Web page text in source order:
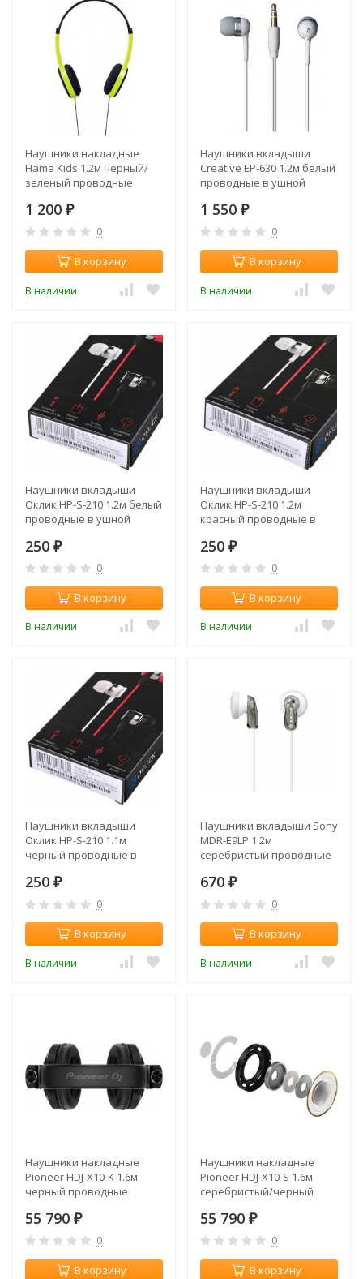
Наушники накладные
Hama Kids 1.2м черный/
зеленый проводные
1 200 ₽
0
В корзину
В наличии
Наушники вкладыши
Creative EP-630 1.2м белый
проводные в ушной
(51MZ0085AA024)
1 550 ₽
0
В корзину
В наличии
Наушники вкладыши
Оклик HP-S-210 1.2м белый
проводные в ушной
250 ₽
0
В корзину
В наличии
Наушники вкладыши
Оклик HP-S-210 1.2м
красный проводные в
250 ₽
0
В корзину
В наличии
Наушники вкладыши
Оклик HP-S-210 1.1м
черный проводные в
250 ₽
0
В корзину
В наличии
Наушники вкладыши Sony
MDR-E9LP 1.2м
серебристый проводные
(MDRE9LPH.E)
670 ₽
0
В корзину
В наличии
Наушники накладные
Pioneer HDJ-X10-K 1.6м
черный проводные
55 790 ₽
0
В корзину
Наушники накладные
Pioneer HDJ-X10-S 1.6м
серебристый/черный
55 790 ₽
0
В корзину